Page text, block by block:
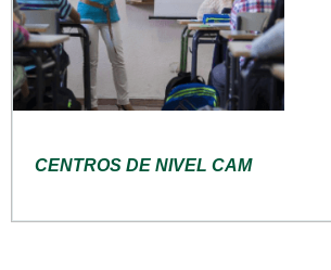
CENTROS DE NIVEL CAM